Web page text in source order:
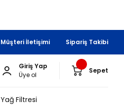
Müşteri İletişimi Sipariş Takibi
Giriş Yap
Üye ol
Sepet
Yağ Filtresi